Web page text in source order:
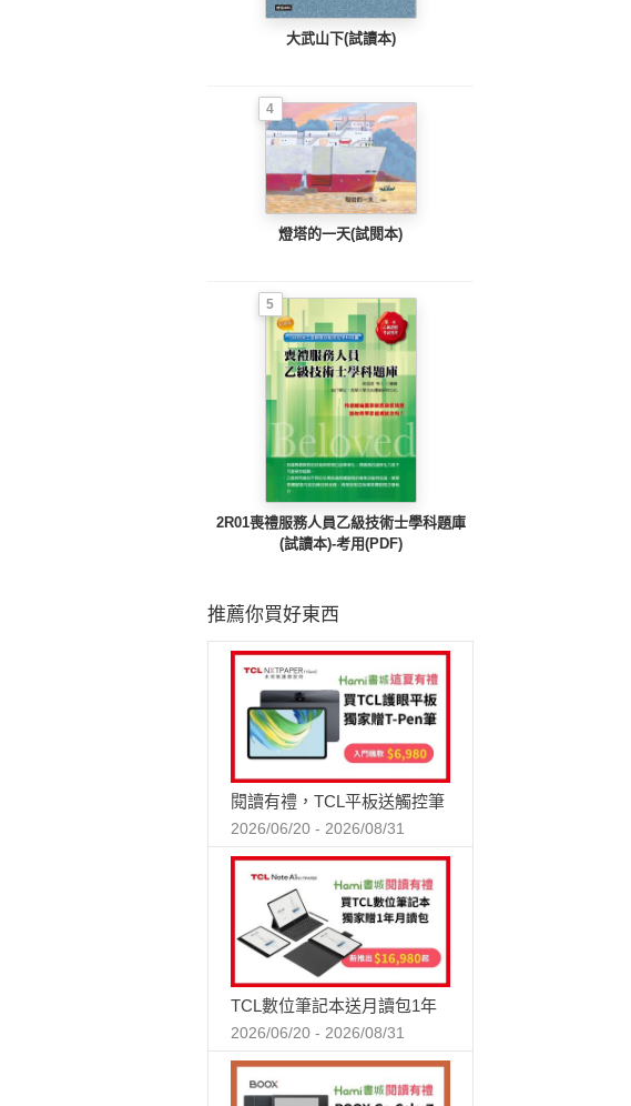
大武山下(試讀本)
4
燈塔的一天(試閱本)
5
2R01喪禮服務人員乙級技術士學科題庫
(試讀本)-考用(PDF)
推薦你買好東西
閱讀有禮，TCL平板送觸控筆
2026/06/20 - 2026/08/31
TCL數位筆記本送月讀包1年
2026/06/20 - 2026/08/31